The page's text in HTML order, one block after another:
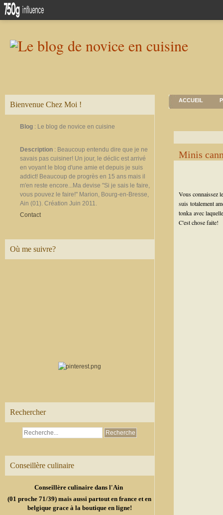
Bienvenue Chez Moi !
Blog : Le blog de novice en cuisine
Description : Beaucoup entendu dire que je ne
savais pas cuisiner! Un jour, le déclic est arrivé
en voyant le blog d'une amie et depuis je suis
addict! Beaucoup de progrès en 15 ans mais il
m'en reste encore...Ma devise "Si je sais le faire,
vous pouvez le faire!" Marion, Bourg-en-Bresse,
Ain (01). Création Juin 2011.
Contact
Où me suivre?
Rechercher
Conseillère culinaire
Conseillère culinaire dans l'Ain
(01 proche 71/39) mais aussi partout en france et en
belgique grace à la boutique en ligne!
ACCUEIL
Minis
Vous connaissez
suis totalement
tonka avec
C'est chose faite!